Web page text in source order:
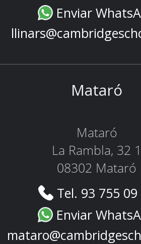
Enviar
Mataró
Mataró
La Rambla, 32 1
08302 Mataró
Tel. 93 755
Enviar